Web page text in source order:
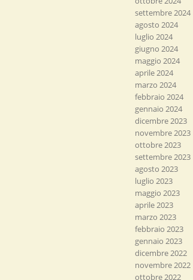
settembre 2024
agosto 2024
luglio 2024
giugno 2024
maggio 2024
aprile 2024
marzo 2024
febbraio 2024
gennaio 2024
dicembre 2023
novembre 2023
ottobre 2023
settembre 2023
agosto 2023
luglio 2023
maggio 2023
aprile 2023
marzo 2023
febbraio 2023
gennaio 2023
dicembre 2022
novembre 2022
ottobre 2022